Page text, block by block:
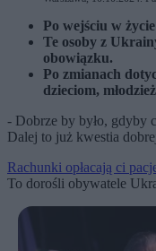
Po wejściu w
Te osoby z
obowiązku.
Po zmianach
dzieciom,
- Dobrze by było, gdyby
Dalej to już kwestia
Rachunki opłacają ci
To dorośli obywatele